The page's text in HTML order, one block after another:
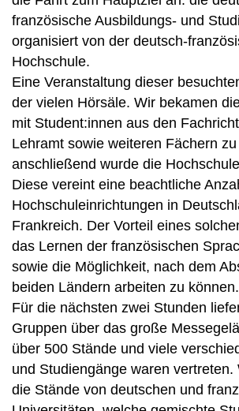
französische Ausbildungs- und
organisiert von der deutsch-
Hochschule.
Eine Veranstaltung dieser
der vielen Hörsäle. Wir bekamen
mit Student:innen aus den
Lehramt sowie weiteren Fächern
anschließend wurde die
Diese vereint eine beachtliche
Hochschuleinrichtungen in
Frankreich. Der Vorteil eines
das Lernen der französischen
sowie die Möglichkeit, nach dem
beiden Ländern arbeiten zu können.
Für die nächsten zwei Stunden
Gruppen über das große
über 500 Stände und viele
und Studiengänge waren vertreten.
die Stände von deutschen und